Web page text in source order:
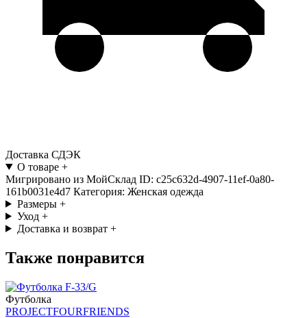
Доставка СДЭК
О товаре +
Мигрировано из МойСклад ID: c25c632d-4907-11ef-0a80-
161b0031e4d7 Категория: Женская одежда
Размеры +
Уход +
Доставка и возврат +
Также понравится
Футболка
PROJECTFOURFRIENDS